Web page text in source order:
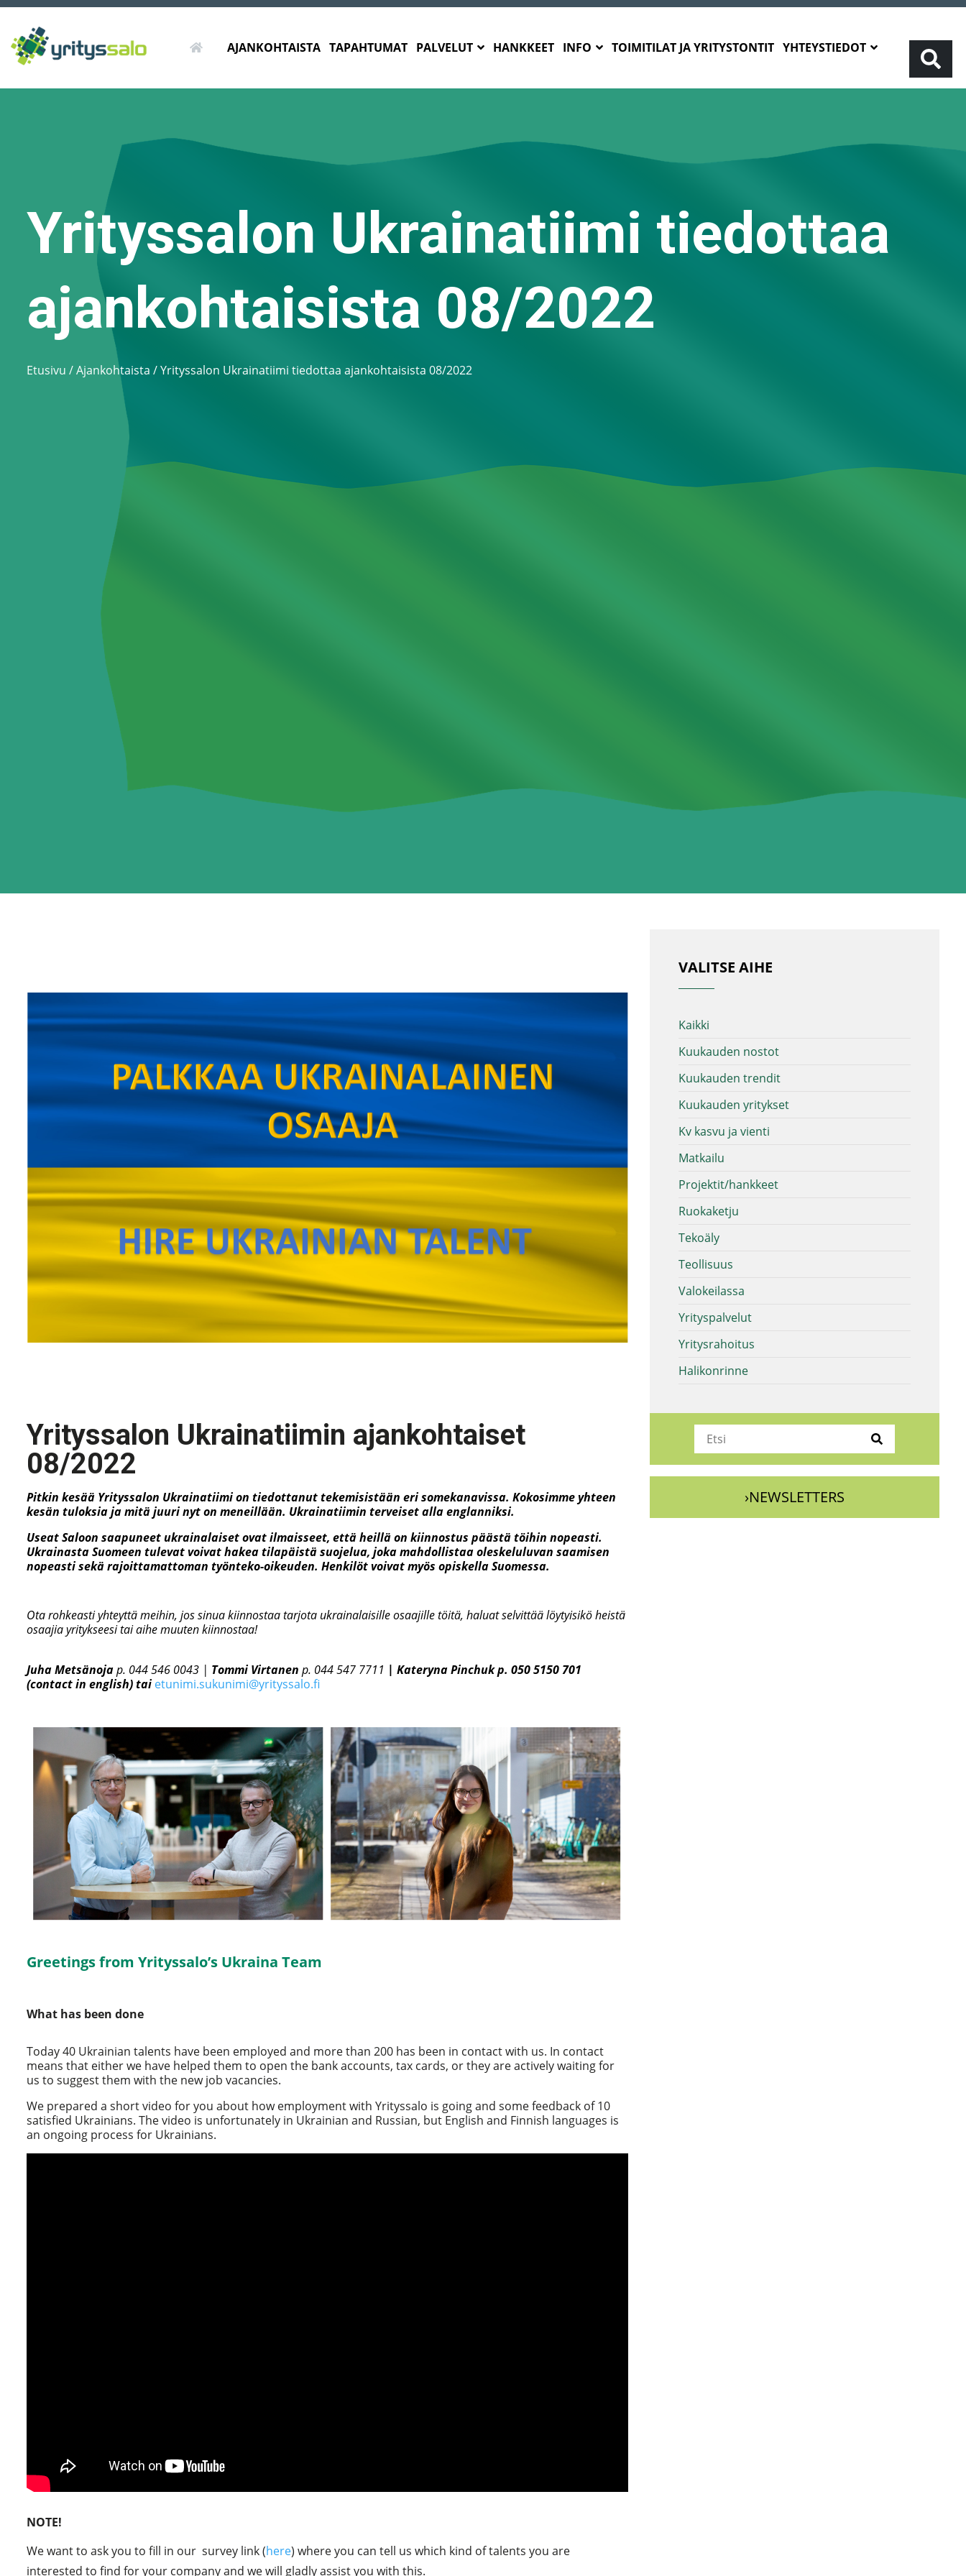
ETUSIVU AJANKOHTAISTA TAPAHTUMAT PALVELUT HANKKEET INFO TOIMITILAT JA YRITYSTONTIT YHTEYSTIEDOT
Yrityssalon Ukrainatiimi tiedottaa
ajankohtaisista 08/2022
Etusivu /Ajankohtaista /Yrityssalon Ukrainatiimi tiedottaa ajankohtaisista 08/2022
Yrityssalon Ukrainatiimin ajankohtaiset
08/2022
Pitkin kesää Yrityssalon Ukrainatiimi on tiedottanut tekemisistään eri somekanavissa. Kokosimme yhteen
kesän tuloksia ja mitä juuri nyt on meneillään. Ukrainatiimin terveiset alla englanniksi.
Useat Saloon saapuneet ukrainalaiset ovat ilmaisseet, että heillä on kiinnostus päästä töihin nopeasti.
Ukrainasta Suomeen tulevat voivat hakea tilapäistä suojelua, joka mahdollistaa oleskeluluvan saamisen
nopeasti sekä rajoittamattoman työnteko-oikeuden. Henkilöt voivat myös opiskella Suomessa.
Ota rohkeasti yhteyttä meihin, jos sinua kiinnostaa tarjota ukrainalaisille osaajille töitä, haluat selvittää löytyisikö heistä
osaajia yritykseesi tai aihe muuten kiinnostaa!
Juha Metsänojap. 044 546 0043 | Tommi Virtanen p. 044 547 7711 | Kateryna Pinchukp. 050 5150 701
(contact in english) tai etunimi.sukunimi@yrityssalo.fi
Greetings from Yrityssalo’s Ukraina Team
What has been done
Today 40 Ukrainian talents have been employed and more than 200 has been in contact with us. In contact
means that either we have helped them to open the bank accounts, tax cards, or they are actively waiting for
us to suggest them with the new job vacancies.
We prepared a short video for you about how employment with Yrityssalo is going and some feedback of 10
satisfied Ukrainians. The video is unfortunately in Ukrainian and Russian, but English and Finnish languages is
an ongoing process for Ukrainians.
NOTE!
We want to ask you to fill in our survey link (here) where you can tell us which kind of talents you are
interested to find for your company and we will gladly assist you with this.
VALITSE AIHE
Kaikki
Kuukauden nostot
Kuukauden trendit
Kuukauden yritykset
Kv kasvu ja vienti
Matkailu
Projektit/hankkeet
Ruokaketju
Tekoäly
Teollisuus
Valokeilassa
Yrityspalvelut
Yritysrahoitus
Halikonrinne
›NEWSLETTERS